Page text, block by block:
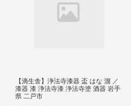
【滴生舎】浄法寺漆器 盃 はな 溜 ／
漆器 漆 浄法寺漆 浄法寺塗 酒器 岩手
県 二戸市